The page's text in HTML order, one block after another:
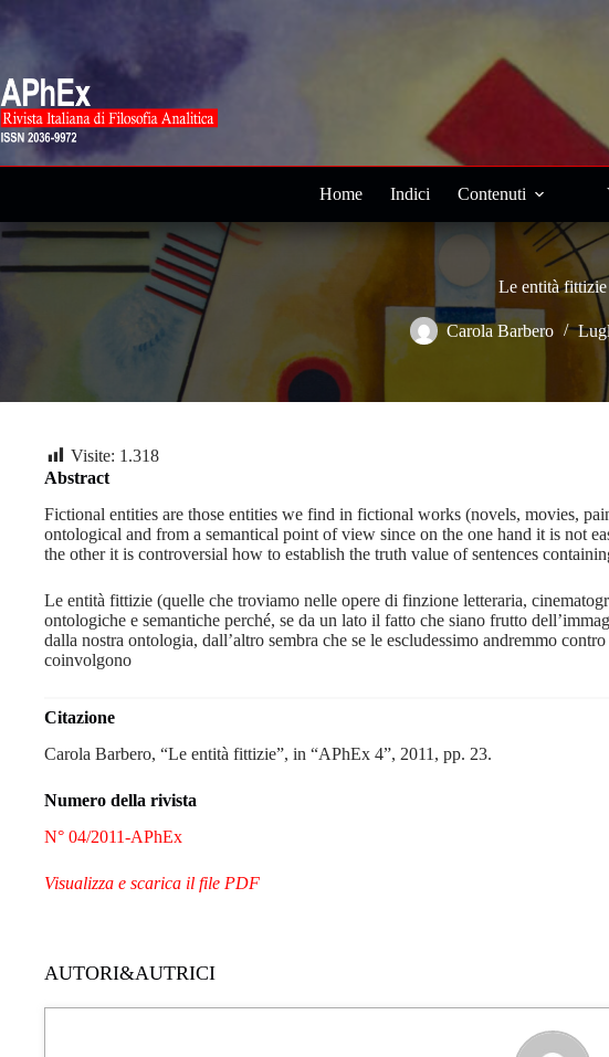
Home Indici Contenuti
Le entità fittizie
Carola Barbero
Visite: 1.318
Abstract
Fictional entities are those entities we find in fictional works (novels, movies,
ontological and from a semantical point of view since on the one hand it is not
the other it is controversial how to establish the truth value of sentences
Le entità fittizie (quelle che troviamo nelle opere di finzione letteraria,
ontologiche e semantiche perché, se da un lato il fatto che siano frutto
dalla nostra ontologia, dall’altro sembra che se le escludessimo andremmo
coinvolgono
Citazione
Carola Barbero, “Le entità fittizie”, in “APhEx 4”, 2011, pp. 23.
Numero della rivista
N° 04/2011-APhEx
Visualizza e scarica il file PDF
AUTORI&AUTRICI